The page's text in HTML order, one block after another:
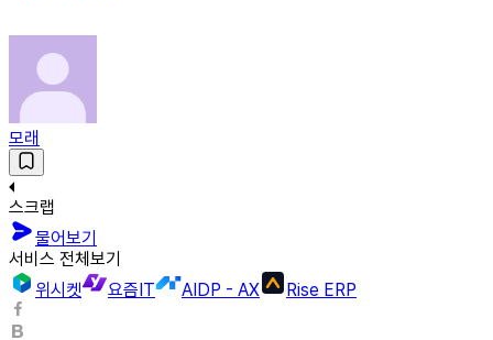
모래
스크랩
물어보기
서비스 전체보기
위시켓
요즘IT AIDP - AX Rise ERP